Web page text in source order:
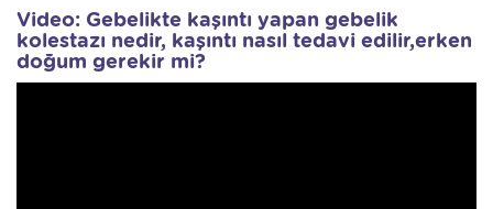
Video: Gebelikte kaşıntı yapan gebelik
kolestazı nedir, kaşıntı nasıl tedavi edilir,erken
doğum gerekir mi?